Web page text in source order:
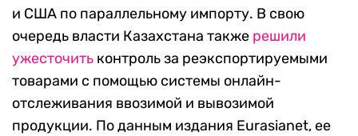
и США по параллельному импорту. В свою
очередь власти Казахстана также решили
ужесточить контроль за реэкспортируемыми
товарами с помощью системы онлайн-
отслеживания ввозимой и вывозимой
продукции. По данным издания Eurasianet, ее